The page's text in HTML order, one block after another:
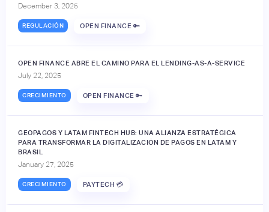
December 3, 2025
REGULACIÓN OPEN FINANCE 🔑
OPEN FINANCE ABRE EL CAMINO PARA EL LENDING-AS-A-SERVICE
July 22, 2025
CRECIMIENTO OPEN FINANCE 🔑
GEOPAGOS Y LATAM FINTECH HUB: UNA ALIANZA ESTRATÉGICA
PARA TRANSFORMAR LA DIGITALIZACIÓN DE PAGOS EN LATAM Y
BRASIL
January 27, 2025
CRECIMIENTO PAYTECH 💳